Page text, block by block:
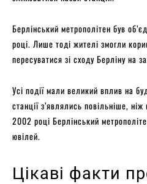
Берлінський метрополітен був
році. Лише тоді жителі змогли
пересуватися зі сходу Берліну на
Усі події мали великий вплив на
станції з’являлись повільніше,
2002 році Берлінський
ювілей.
Цікаві факти